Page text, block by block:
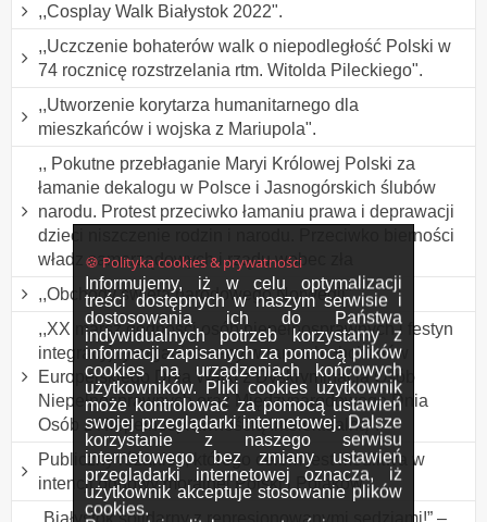
🍪 Polityka cookies & prywatności
Informujemy, iż w celu optymalizacji
treści dostępnych w naszym serwisie i
dostosowania ich do Państwa
indywidualnych potrzeb korzystamy z
informacji zapisanych za pomocą plików
cookies na urządzeniach końcowych
użytkowników. Pliki cookies użytkownik
może kontrolować za pomocą ustawień
swojej przeglądarki internetowej. Dalsze
korzystanie z naszego serwisu
internetowego bez zmiany ustawień
przeglądarki internetowej oznacza, iż
użytkownik akceptuje stosowanie plików
cookies.
,,Cosplay Walk Białystok 2022".
,,Uczczenie bohaterów walk o niepodległość Polski w
74 rocznicę rozstrzelania rtm. Witolda Pileckiego".
,,Utworzenie korytarza humanitarnego dla
mieszkańców i wojska z Mariupola".
,, Pokutne przebłaganie Maryi Królowej Polski za
łamanie dekalogu w Polsce i Jasnogórskich ślubów
narodu. Protest przeciwko łamaniu prawa i deprawacji
dzieci niszczenie rodzin i narodu. Przeciwko bierności
władz samorządowych i rządu wobec zła
,,Obchody święta narodowego Norwegii".
,,XX marsz godności osób niepełnosprawnych i festyn
integracyjny organizowany w ramach obchodów
Europejskiego Dnia Walki z Dyskryminacją Osób
Niepełnosprawnych oraz Międzynarodowego Dnia
Osób z Niepełnosprawnością Intelektualną".
Publiczny różaniec, którego celem jest modlitwa w
intencji odnowy moralnej Polski i Polaków.
„Białystok solidarny z represjonowanymi sędziami!” –